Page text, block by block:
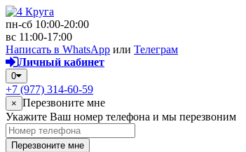
пн-сб 10:00-20:00
вс 11:00-17:00
Написать в WhatsApp или Телеграм
Личный кабинет
0
+7 (977) 314-60-59
× Перезвоните мне
Укажите Ваш номер телефона и мы перезвоним
Перезвоните мне